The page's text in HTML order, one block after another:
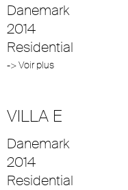
Danemark
2014
Residential
-> Voir plus
VILLA E
Danemark
2014
Residential